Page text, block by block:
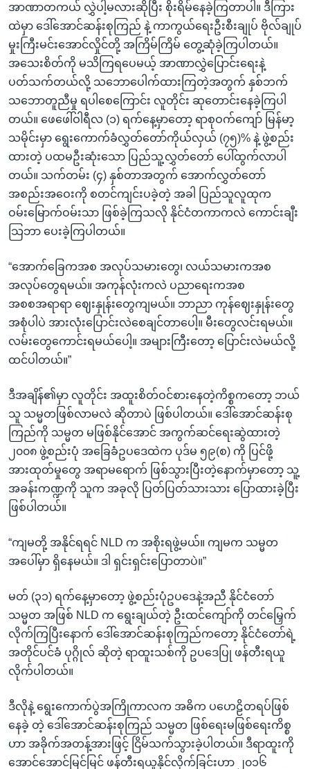
အာဏာတကယ် လွှဲပါ့မလားဆိုပြီး စိုးရိမ်နေခဲ့ကြတာပါ။ ဒီကြား
ထဲမှာ ဒေါ်အောင်ဆန်းစုကြည် နဲ့ ကာကွယ်ရေးဦးစီးချုပ် ဗိုလ်ချုပ်
မှုးကြီးမင်းအောင်လှိုင်တို့ အကြိမ်ကြိမ် တွေ့ဆုံခဲ့ကြပါတယ်။
အသေးစိတ်ကို မသိကြရပေမယ့် အာဏာလွှဲပြောင်းရေးနဲ့
ပတ်သက်တယ်လို့ သဘောပေါက်ထားကြတဲ့အတွက် နှစ်ဘက်
သဘောတူညီမှု ရပါစေကြောင်း လူတိုင်း ဆုတောင်းနေခဲ့ကြပါ
တယ်။ ဖေဖေါ်ဝါရီလ (၁) ရက်နေ့မှာတော့ ရာစုဝက်ကျော် မြန်မာ့
သမိုင်းမှာ ရွေးကောက်ခံလွှတ်တော်ကိုယ်လှယ် (၇၅)% နဲ့ ဖွဲ့စည်း
ထားတဲ့ ပထမဦးဆုံးသော ပြည်သူ့လွှတ်တော် ပေါ်ထွက်လာပါ
တယ်။ သက်တမ်း (၄) နှစ်တာအတွက် အောက်လွှတ်တော်
အစည်းအဝေးကို စတင်ကျင်းပခဲ့တဲ့ အခါ ပြည်သူလူထုက
ဝမ်းမြောက်ဝမ်းသာ ဖြစ်ခဲ့ကြသလို နိုင်ငံတကာကလဲ ကောင်းချီး
သြဘာ ပေးခဲ့ကြပါတယ်။
“အောက်ခြေကအစ အလုပ်သမားတွေ၊ လယ်သမားကအစ
အလုပ်တွေရမယ်။ အကုန်လုံးကလဲ ပညာရေးကအစ
အစစအရာရာ ဈေးနှုန်းတွေကျမယ်။ ဘာညာ ကုန်ဈေးနှုန်းတွေ
အစုံပါပဲ အားလုံးပြောင်းလဲစေချင်တာပေါ့။ မီးတွေလင်းရမယ်။
လမ်းတွေကောင်းရမယ်ပေါ့။ အများကြီးတော့ ပြောင်းလဲမယ်လို့
ထင်ပါတယ်။”
ဒီအချိန်၏မှာ လူတိုင်း အထူးစိတ်ဝင်စားနေတဲ့ကိစ္စကတော့ ဘယ်
သူ သမ္မတဖြစ်လာမလဲ ဆိုတာပဲ ဖြစ်ပါတယ်။ ဒေါ်အောင်ဆန်းစု
ကြည်ကို သမ္မတ မဖြစ်နိုင်အောင် အကွက်ဆင်ရေးဆွဲထားတဲ့
၂၀၀၈ ဖွဲ့စည်းပုံ အခြေခံဥပဒေထဲက ပုဒ်မ ၅၉(စ) ကို ပြင်ဖို့
အားထုတ်မှုတွေ အရာမရောက် ဖြစ်သွားပြီးတဲ့နောက်မှာတော့ သူ့
အခန်းကဏ္ဍကို သူက အခုလို ပြတ်ပြတ်သားသား ပြောထားခဲ့ပြီး
ဖြစ်ပါတယ်။
“ကျမတို့ အနိုင်ရရင် NLD က အစိုးရဖွဲ့မယ်။ ကျမက သမ္မတ
အပေါ်မှာ ရှိနေမယ်။ ဒါ ရှင်းရှင်းပြောတာပဲ။”
မတ် (၃၁) ရက်နေ့မှာတော့ ဖွဲ့စည်းပုံဥပဒေနဲ့အညီ နိုင်ငံတော်
သမ္မတ အဖြစ် NLD က ရွေးချယ်တဲ့ ဦးထင်ကျော်ကို တင်မြှေက်
လိုက်ကြပြီးနောက် ဒေါ်အောင်ဆန်းစုကြည်ကတော့ နိုင်ငံတော်ရဲ့
အတိုင်ပင်ခံ ပုဂ္ဂိုလ် ဆိုတဲ့ ရာထူးသစ်ကို ဥပဒေပြု ဖန်တီးရယူ
လိုက်ပါတယ်။
ဒီလိုနဲ့ ရွေးကောက်ပွဲအကြိုကာလက အဓိက ပဟေဠိတရပ်ဖြစ်
နေခဲ့ တဲ့ ဒေါ်အောင်ဆန်းစုကြည် သမ္မတ ဖြစ်ရေးမဖြစ်ရေးကိစ္စ
ဟာ အခိုက်အတန့်အားဖြင့် ငြိမ်သက်သွားခဲ့ပါတယ်။ ဒီရာထူးကို
အောင်အောင်မြင်မြင် ဖန်တီးရယူနိုင်လိုက်ခြင်းဟာ ၂၀၁၆